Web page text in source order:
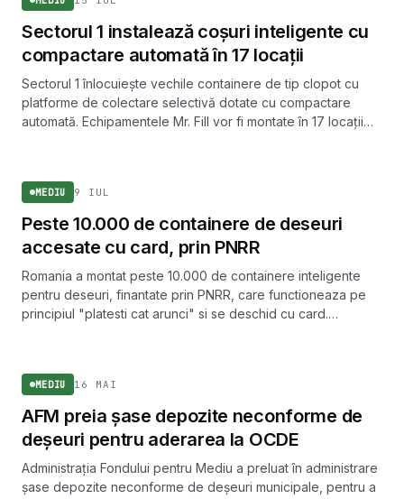
Sectorul 1 instalează coșuri inteligente cu
compactare automată în 17 locații
Sectorul 1 înlocuiește vechile containere de tip clopot cu
platforme de colectare selectivă dotate cu compactare
automată. Echipamentele Mr. Fill vor fi montate în 17 locații
MEDIU 9 IUL
Peste 10.000 de containere de deseuri
accesate cu card, prin PNRR
Romania a montat peste 10.000 de containere inteligente
pentru deseuri, finantate prin PNRR, care functioneaza pe
principiul "platesti cat arunci" si se deschid cu card.
MEDIU 16 MAI
AFM preia șase depozite neconforme de
deșeuri pentru aderarea la OCDE
Administrația Fondului pentru Mediu a preluat în administrare
șase depozite neconforme de deșeuri municipale, pentru a